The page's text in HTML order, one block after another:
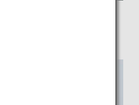
(เครื่องโหลดสัมภาระแบบบริการ